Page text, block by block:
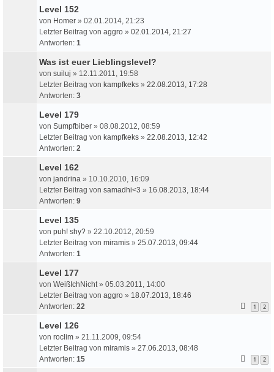
Level 152
von Homer » 02.01.2014, 21:23
Letzter Beitrag von aggro » 02.01.2014, 21:27
Antworten: 1
Was ist euer Lieblingslevel?
von suiluj » 12.11.2011, 19:58
Letzter Beitrag von kampfkeks » 22.08.2013, 17:28
Antworten: 3
Level 179
von Sumpfbiber » 08.08.2012, 08:59
Letzter Beitrag von kampfkeks » 22.08.2013, 12:42
Antworten: 2
Level 162
von jandrina » 10.10.2010, 16:09
Letzter Beitrag von samadhi<3 » 16.08.2013, 18:44
Antworten: 9
Level 135
von puh! shy? » 22.10.2012, 20:59
Letzter Beitrag von miramis » 25.07.2013, 09:44
Antworten: 1
Level 177
von WeißIchNicht» 05.03.2011, 14:00
Letzter Beitrag von aggro » 18.07.2013, 18:46
Antworten: 22 1 2
Level 126
von roclim » 21.11.2009, 09:54
Letzter Beitrag von miramis » 27.06.2013, 08:48
Antworten: 15 1 2